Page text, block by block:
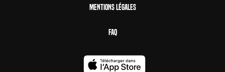
Mentions Légales
FAQ